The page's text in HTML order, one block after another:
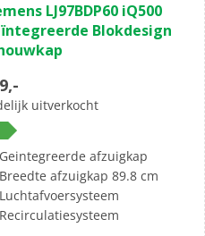
LJ97BDP60 iQ500
Blokdesign
uitverkocht
Geintegreerde afzuigkap
Breedte afzuigkap 89.8 cm
Luchtafvoersysteem
Recirculatiesysteem